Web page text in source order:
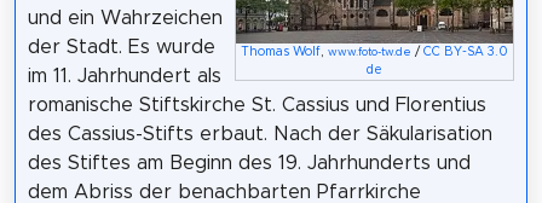
Thomas Wolf ,www.foto-tw.de /CC BY-SA 3.0
de
und ein Wahrzeichen
der Stadt. Es wurde
im 11. Jahrhundert als
romanische Stiftskirche St. Cassius und Florentius
des Cassius-Stifts erbaut. Nach der Säkularisation
des Stiftes am Beginn des 19. Jahrhunderts und
dem Abriss der benachbarten Pfarrkirche